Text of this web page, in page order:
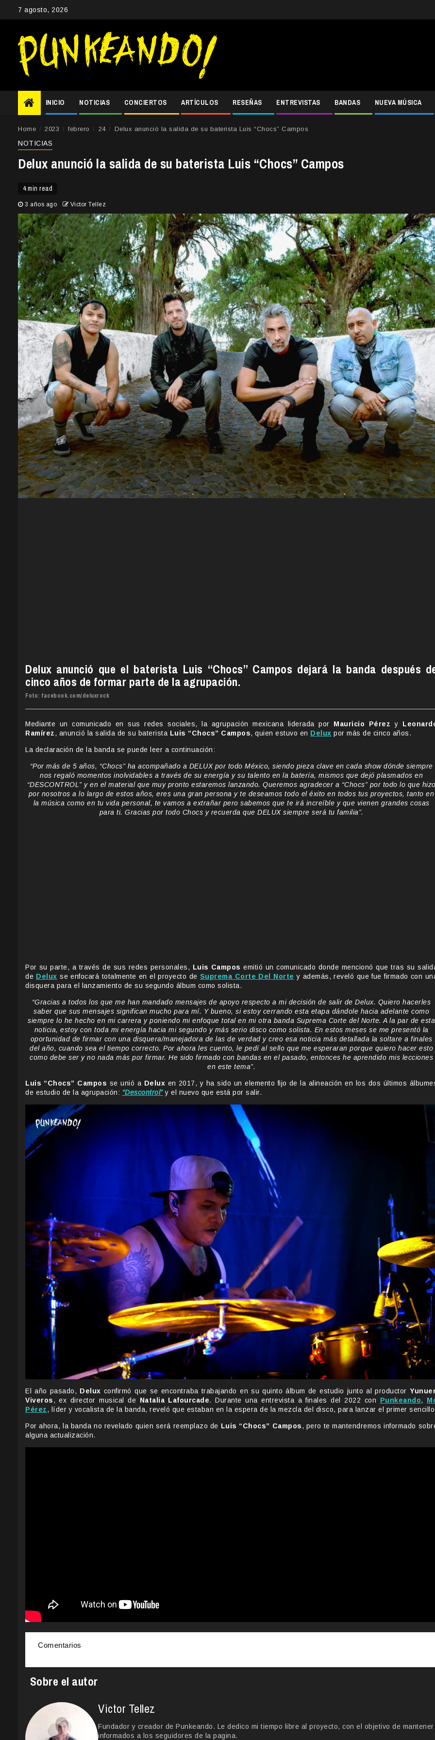
7 agosto, 2026
INICIO NOTICIAS CONCIERTOS ARTÍCULOS RESEÑAS ENTREVISTAS BANDAS NUEVA MÚSICA
Home 2023 febrero 24 Delux anunció la salida de su baterista Luis “Chocs” Campos
NOTICIAS
Delux anunció la salida de su baterista Luis “Chocs” Campos
4 min read
3 años ago Victor Tellez
Delux anunció que el baterista Luis “Chocs” Campos dejará la banda después
cinco años de formar parte de la agrupación.
Foto: facebook.com/deluxrock
Mediante un comunicado en sus redes sociales, la agrupación mexicana liderada por Mauricio Pérez y
Ramírez, anunció la salida de su baterista Luis “Chocs” Campos, quien estuvo en Delux por más de cinco años.
La declaración de la banda se puede leer a continuación:
“Por más de 5 años, “Chocs” ha acompañado a DELUX por todo México, siendo pieza clave en cada show dónde siempre
nos regaló momentos inolvidables a través de su energía y su talento en la batería, mismos que dejó plasmados en
“DESCONTROL” y en el material que muy pronto estaremos lanzando. Queremos agradecer a “Chocs” por todo lo que hizo
por nosotros a lo largo de estos años, eres una gran persona y te deseamos todo el éxito en todos tus proyectos, tanto en
la música como en tu vida personal, te vamos a extrañar pero sabemos que te irá increíble y que vienen grandes cosas
para ti. Gracias por todo Chocs y recuerda que DELUX siempre será tu familia”.
Por su parte, a través de sus redes personales, Luis Campos emitió un comunicado donde mencionó que tras su
de Delux se enfocará totalmente en el proyecto de Suprema Corte Del Norte y además, reveló que fue firmado con
disquera para el lanzamiento de su segundo álbum como solista.
“Gracias a todos los que me han mandado mensajes de apoyo respecto a mi decisión de salir de Delux. Quiero hacerles
saber que sus mensajes significan mucho para mí. Y bueno, si estoy cerrando esta etapa dándole hacia adelante como
siempre lo he hecho en mi carrera y poniendo mi enfoque total en mi otra banda Suprema Corte del Norte. A la par de esta
noticia, estoy con toda mi energía hacia mi segundo y más serio disco como solista. En estos meses se me presentó la
oportunidad de firmar con una disquera/manejadora de las de verdad y creo esa noticia más detallada la soltare a finales
del año, cuando sea el tiempo correcto. Por ahora les cuento, le pedí al sello que me esperaran porque quiero hacer esto
como debe ser y no nada más por firmar. He sido firmado con bandas en el pasado, entonces he aprendido mis lecciones
en este tema”.
Luis “Chocs” Campos se unió a Delux en 2017, y ha sido un elemento fijo de la alineación en los dos últimos
de estudio de la agrupación: “Descontrol”y el nuevo que está por salir.
El año pasado, Delux confirmó que se encontraba trabajando en su quinto álbum de estudio junto al productor
Viveros, ex director musical de Natalia Lafourcade. Durante una entrevista a finales del 2022 con Punkeando,
Pérez, líder y vocalista de la banda, reveló que estaban en la espera de la mezcla del disco, para lanzar el primer
Por ahora, la banda no revelado quien será reemplazo de Luis “Chocs” Campos, pero te mantendremos informado
alguna actualización.
Comentarios
Sobre el autor
Victor Tellez
Fundador y creador de Punkeando. Le dedico mi tiempo libre al proyecto, con el objetivo de mantener
informados a los seguidores de la pagina.